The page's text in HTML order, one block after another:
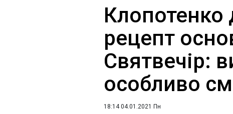
Клопотенко
рецепт
Святвечір:
особливо
18:14 04.01.2021 Пн